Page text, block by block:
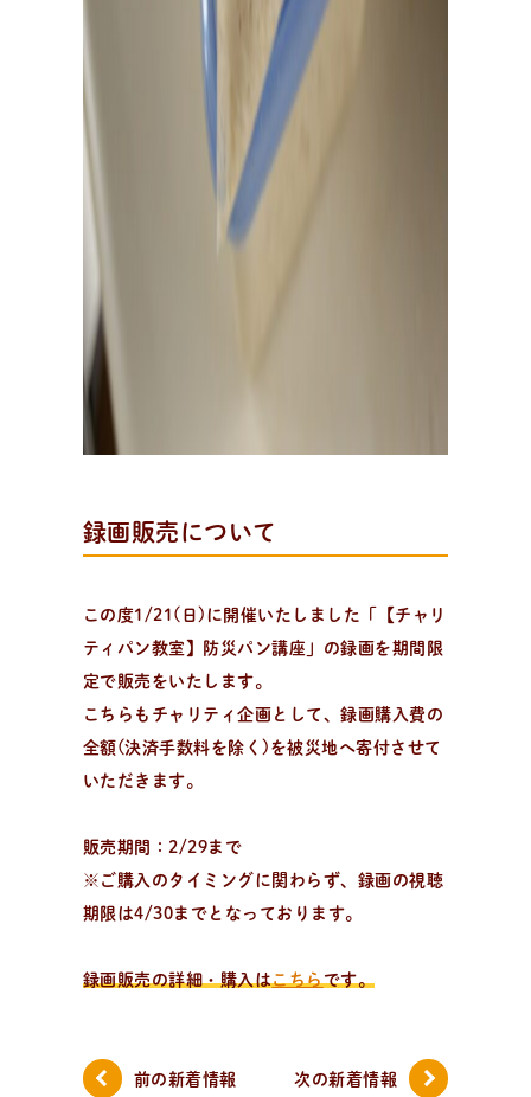
録画販売について
この度1/21(日)に開催いたしました「【チャリ
ティパン教室】防災パン講座」の録画を期間限
定で販売をいたします。
こちらもチャリティ企画として、録画購入費の
全額(決済手数料を除く)を被災地へ寄付させて
いただきます。
販売期間：2/29まで
※ご購入のタイミングに関わらず、録画の視聴
期限は4/30までとなっております。
録画販売の詳細・購入はこちらです。
前の新着情報 次の新着情報